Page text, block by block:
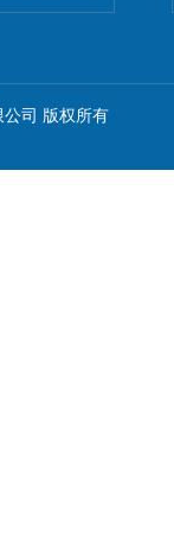
司 版权所有